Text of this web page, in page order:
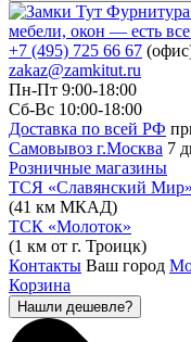
Фурнитура
мебели, окон — есть
+7 (495) 725 66 67
zakaz@zamkitut.ru
Пн-Пт 9:00-18:00
Сб-Вс 10:00-18:00
Доставка по всей РФ
Самовывоз г.Москва 7
Розничные магазины
ТСЯ «Славянский Мир»
(41 км МКАД)
ТСК «Молоток»
(1 км от г. Троицк)
Контакты Ваш город
Корзина
Нашли дешевле?